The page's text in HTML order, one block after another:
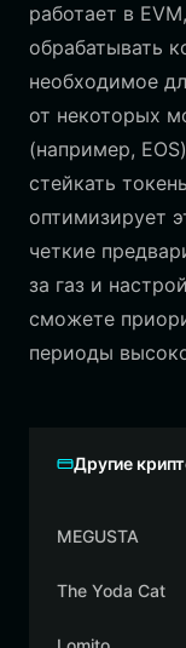
работает в
обрабатывать
необходимое
от некоторых
(например,
стейкать
оптимизирует
четкие
за газ и
сможете
периоды
Другие
MEGUSTA
The Yoda Cat